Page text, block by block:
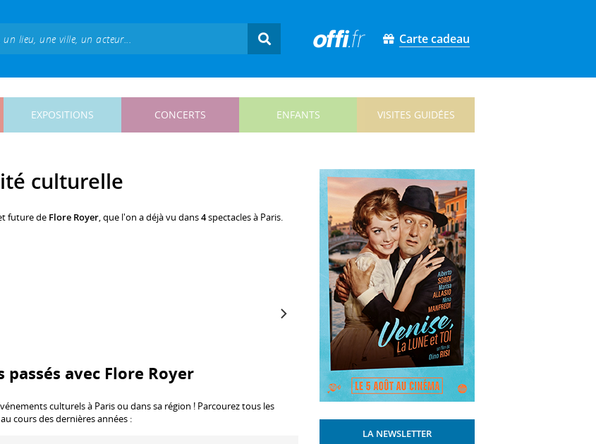
Carte cadeau
EXPOSITIONS CONCERTS ENFANTS VISITES GUIDÉES
culturelle
future de Flore Royer, que l'on a déjà vu dans4spectacles à Paris.
avec Flore Royer
culturels à Paris ou dans sa région ! Parcourez tous les
cours des dernières années :
LA NEWSLETTER